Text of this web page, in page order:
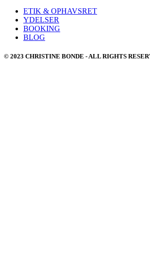
ETIK & OPHAVSRET
YDELSER
BOOKING
BLOG
© 2023 CHRISTINE BONDE - ALL RIGHTS